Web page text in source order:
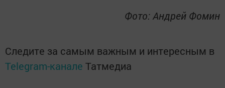
Фото: Андрей Фомин
Следите за самым важным и интересным в
Telegram-канале Татмедиа